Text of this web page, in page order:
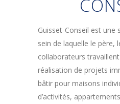
Guisset-Conseil est une
sein de laquelle le père,
collaborateurs
réalisation de projets
bâtir pour maisons
d’activités,